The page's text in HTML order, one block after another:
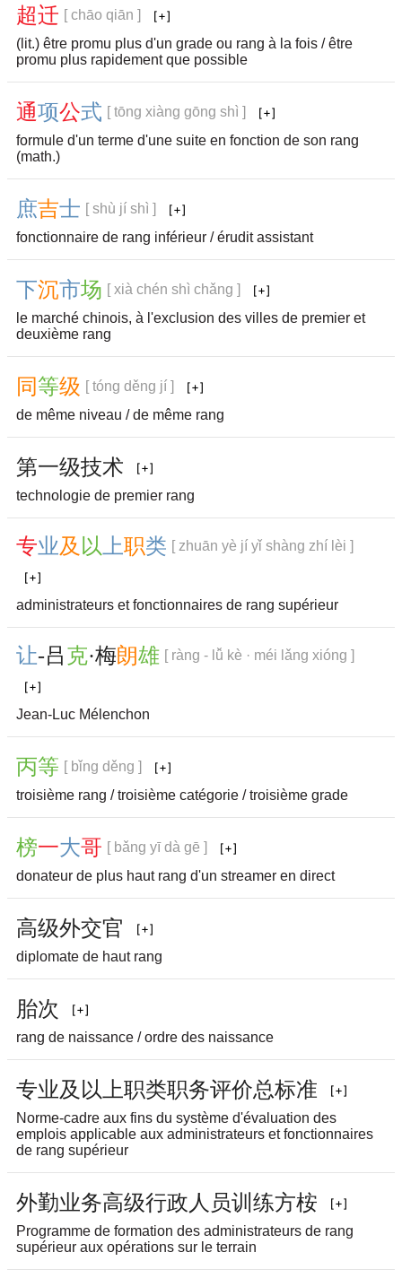
超迁 [ chāo qiān ]
(lit.) être promu plus d'un grade ou rang à la fois / être
promu plus rapidement que possible
通项公式 [ tōng xiàng gōng shì ]
formule d'un terme d'une suite en fonction de son rang
(math.)
庶吉士 [ shù jí shì ]
fonctionnaire de rang inférieur / érudit assistant
下沉市场 [ xià chén shì chǎng ]
le marché chinois, à l'exclusion des villes de premier et
deuxième rang
同等级 [ tóng děng jí ]
de même niveau / de même rang
第一级技术
technologie de premier rang
专业及 以 上职类 [ zhuān yè jí yǐ shàng zhí lèi ]
administrateurs et fonctionnaires de rang supérieur
让-吕克·梅朗雄 [ ràng - lǚ kè · méi lǎng xióng ]
Jean-Luc Mélenchon
丙等 [ bǐng děng ]
troisième rang / troisième catégorie / troisième grade
榜一大哥 [ bǎng yī dà gē ]
donateur de plus haut rang d'un streamer en direct
高级外交官
diplomate de haut rang
胎次
rang de naissance / ordre des naissance
专业及 以 上职类职务评价总标准
Norme-cadre aux fins du système d'évaluation des
emplois applicable aux administrateurs et fonctionnaires
de rang supérieur
外勤业务高级行政 人 员训 练方桉
Programme de formation des administrateurs de rang
supérieur aux opérations sur le terrain